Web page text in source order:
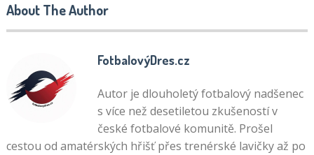
About The Author
FotbalovýDres.cz
Autor je dlouholetý fotbalový nadšenec
s více než desetiletou zkušeností v
české fotbalové komunitě. Prošel
cestou od amatérských hřišť přes trenérské lavičky až po